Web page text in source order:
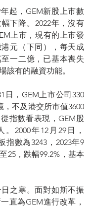
起，GEM新股上市數
下降。2022年，沒有
上市，現有的上市發
元（下同），每天成
一二億，已基本喪失
該有的融資功能。
日，GEM上市公司330
，不及港交所市值3600
指數看表現，GEM股
2000年12月29日，
指數為3243，2023年9
25，跌幅99.2%，基本
之寒。面對如斯不振
直為GEM進行改革，